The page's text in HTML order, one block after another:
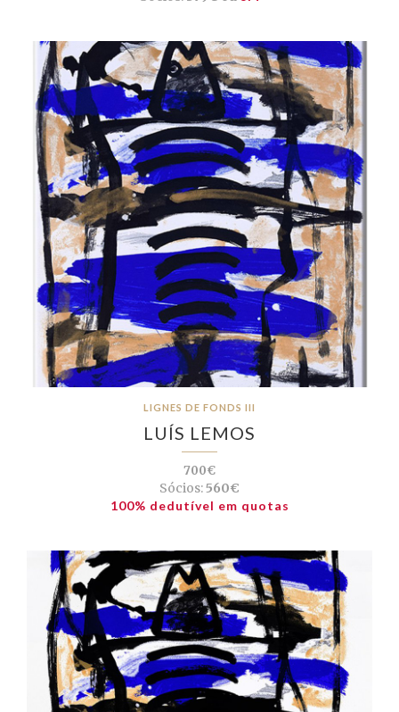
LIGNES DE FONDS III
LUÍS LEMOS
700€
Sócios:560€
100% dedutível em quotas